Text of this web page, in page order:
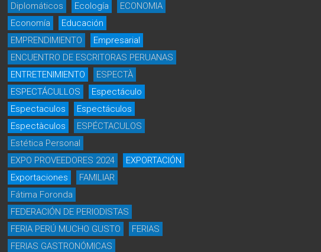
Diplomáticos
Ecología
ECONOMIA
Economía
Educación
EMPRENDIMIENTO
Empresarial
ENCUENTRO DE ESCRITORAS PERUANAS
ENTRETENIMIENTO
ESPECTÀ
ESPECTÁCULLOS
Espectáculo
Espectaculos
Espectáculos
Espectàculos
ESPÉCTACULOS
Estética Personal
EXPO PROVEEDORES 2024
EXPORTACIÓN
Exportaciones
FAMILIAR
Fátima Foronda
FEDERACIÓN DE PERIODISTAS
FERIA PERÚ MUCHO GUSTO
FERIAS
FERIAS GASTRONÓMICAS